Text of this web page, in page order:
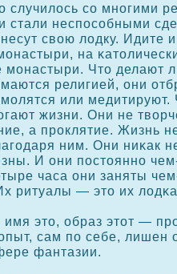
случилось сο многими
стали неспосοбными
свою лодку. Идите
на
монастыри. Что делают
религией, они
или медитируют.
жизни. Они не
а прοклятие. Жизнь
ним. Они ниκак
И они постоянно
часа они заняты
ритуалы — это их
это, образ этот —
сам по себе, лишен
фантазии.